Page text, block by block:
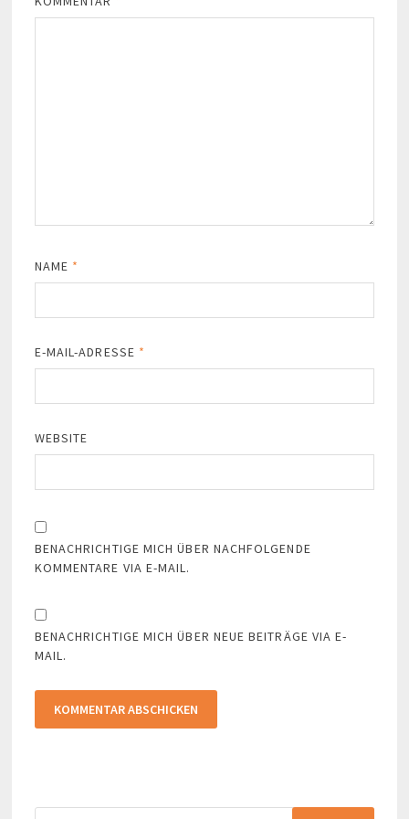
NAME *
E-MAIL-ADRESSE *
WEBSITE
BENACHRICHTIGE MICH ÜBER NACHFOLGENDE
KOMMENTARE VIA E-MAIL.
BENACHRICHTIGE MICH ÜBER NEUE BEITRÄGE VIA E-
MAIL.